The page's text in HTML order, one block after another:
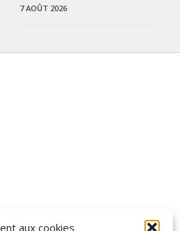
aux cookies
7 AOÛT 2026
et les informations qui vous